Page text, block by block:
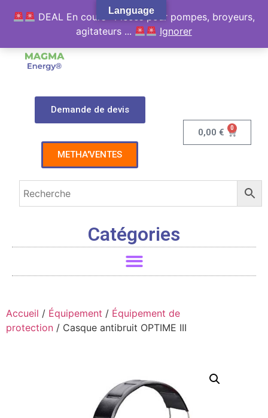
Demande de devis
METHA'VENTES
0,00€ 0
Catégories
Accueil / Équipement / Équipement de
protection / Casque antibruit OPTIME III
Language
DEAL En cours : Pièces pour pompes, broyeurs,
agitateurs ...
Ignorer